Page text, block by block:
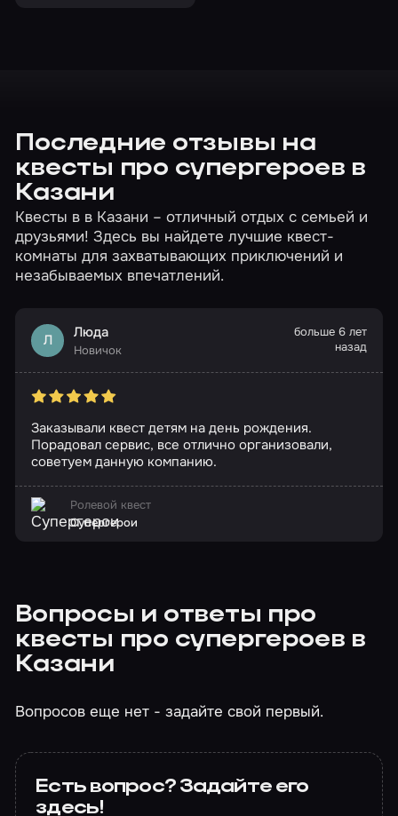
Последние отзывы на
квесты про супергероев в
Казани
Квесты в в Казани – отличный отдых с семьей и
друзьями! Здесь вы найдете лучшие квест-
комнаты для захватывающих приключений и
незабываемых впечатлений.
Л Люда
Новичок
больше 6 лет
назад
Заказывали квест детям на день рождения.
Порадовал сервис, все отлично организовали,
советуем данную компанию.
Ролевой квест
Супергерои
Вопросы и ответы про
квесты про супергероев в
Казани
Вопросов еще нет - задайте свой первый.
Есть вопрос? Задайте его
здесь!